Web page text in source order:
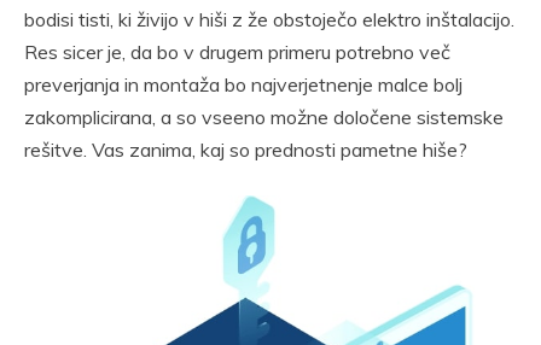
bodisi tisti, ki živijo v hiši z že obstoječo elektro inštalacijo.
Res sicer je, da bo v drugem primeru potrebno več
preverjanja in montaža bo najverjetnenje malce bolj
zakomplicirana, a so vseeno možne določene sistemske
rešitve. Vas zanima, kaj so prednosti pametne hiše?